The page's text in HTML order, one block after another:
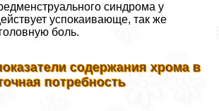
синдрома у
успокаивающе, так же
боль.
содержания хрома в
потребность